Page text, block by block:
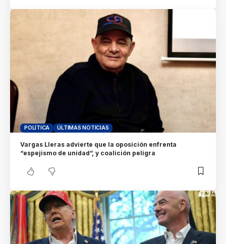
POLÍTICA ÚLTIMAS NOTICIAS
Vargas Lleras advierte que la oposición enfrenta
“espejismo de unidad”, y coalición peligra